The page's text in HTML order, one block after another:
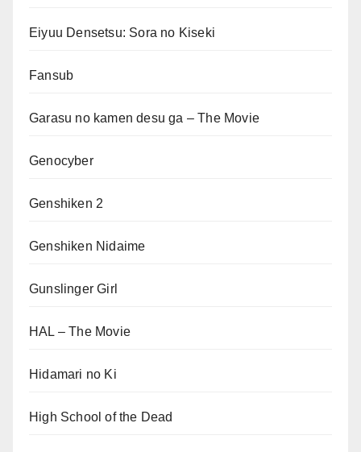
Eiyuu Densetsu: Sora no Kiseki
Fansub
Garasu no kamen desu ga – The Movie
Genocyber
Genshiken 2
Genshiken Nidaime
Gunslinger Girl
HAL – The Movie
Hidamari no Ki
High School of the Dead